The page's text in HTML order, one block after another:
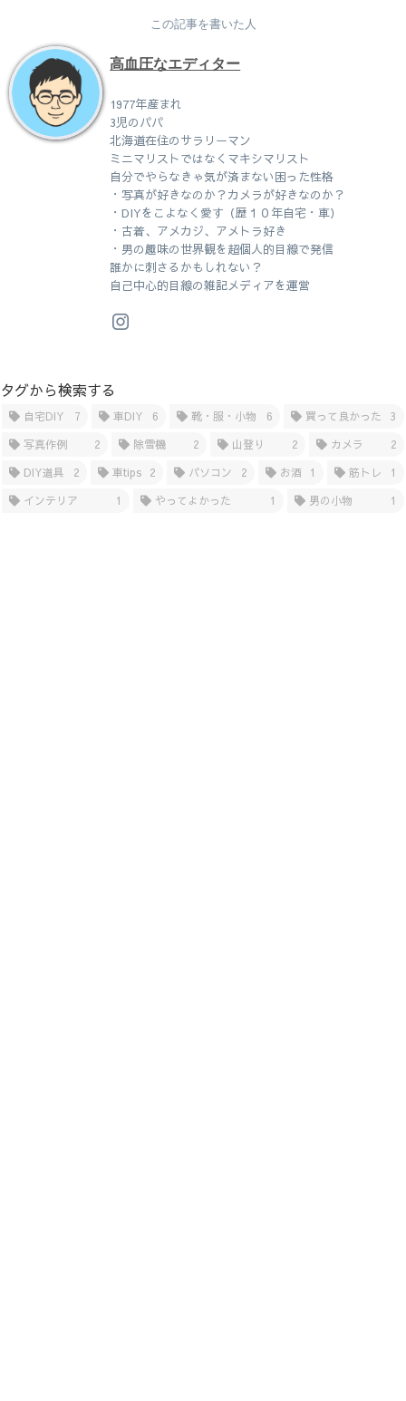
この記事を書いた人
高血圧なエディター
1977年産まれ
3児のパパ
北海道在住のサラリーマン
ミニマリストではなくマキシマリスト
自分でやらなきゃ気が済まない困った性格
・写真が好きなのか？カメラが好きなのか？
・DIYをこよなく愛す（歴１０年自宅・車）
・古着、アメカジ、アメトラ好き
・男の趣味の世界観を超個人的目線で発信
誰かに刺さるかもしれない？
自己中心的目線の雑記メディアを運営
タグから検索する
自宅DIY 7 車DIY 6 靴・服・小物 6 買って良かった
3
写真作例
2 除雪機 2 山登り 2 カメラ
2
DIY道具
2 車tips 2 パソコン 2 お酒 1 筋トレ
1
インテリア
1 やってよかった 1 男の小物 1